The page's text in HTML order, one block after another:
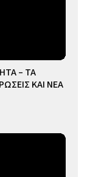
– ΤΑ
ΚΑΙ ΝΕΑ